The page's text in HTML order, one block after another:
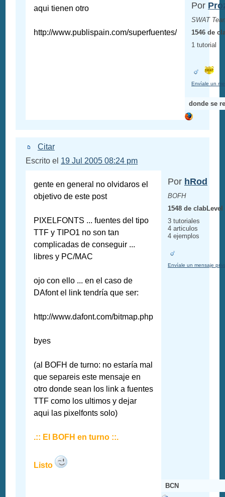
aqui tienen otro
http://www.publispain.com/superfuentes/
Por
SWAT
1546 de
1 tutorial
Envíale un
donde se
Citar
Escrito el 19 Jul 2005 08:24 pm
gente en general no olvidaros el
objetivo de este post
PIXELFONTS ... fuentes del tipo
TTF y TIPO1 no son tan
complicadas de conseguir ...
libres y PC/MAC
ojo con ello ... en el caso de
DAfont el link tendría que ser:
http://www.dafont.com/bitmap.php
byes
(al BOFH de turno: no estaría mal
que separeis este mensaje en
otro donde sean los link a fuentes
TTF como los ultimos y dejar
aqui las pixelfonts solo)
.:: El BOFH en turno ::.
Listo
Por hRod
BOFH
1548 de clabLevel
3 tutoriales
4 articulos
4 ejemplos
Envíale un mensaje
BCN